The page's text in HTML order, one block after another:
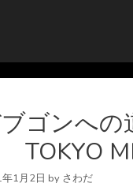
ゴンへの
TOKYO
1月2日 by さわだ